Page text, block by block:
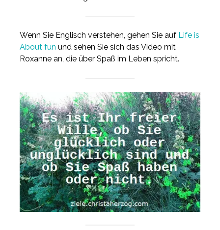
Wenn Sie Englisch verstehen, gehen Sie auf Life is
About fun und sehen Sie sich das Video mit
Roxanne an, die über Spaß im Leben spricht.